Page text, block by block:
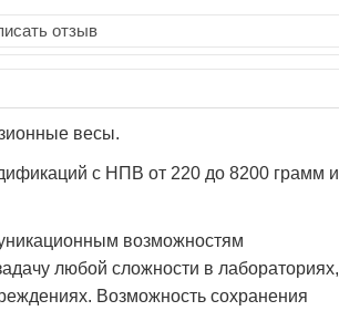
отзыв
весы.
с НПВ от 220 до 8200 грамм и
возможностям
любой сложности в лабораториях,
Возможность сохранения